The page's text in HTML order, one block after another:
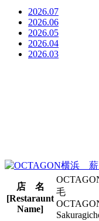
2026.07
2026.06
2026.05
2026.04
2026.03
店 名
[Restaraunt
Name]
毛